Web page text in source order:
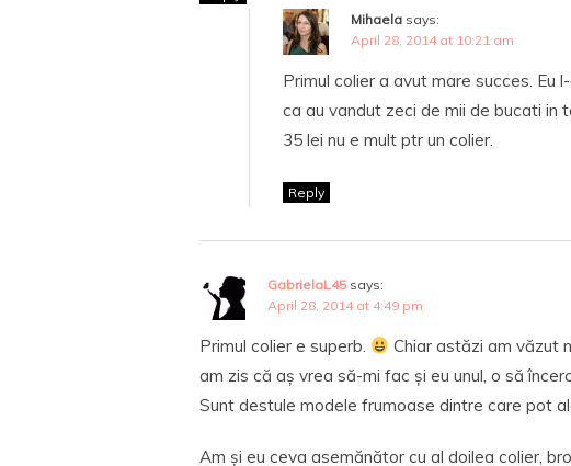
Mihaela says:
April 28, 2014 at 10:21 am
Primul colier a avut mare succes. Eu
ca au vandut zeci de mii de bucati in
35 lei nu e mult ptr un colier.
Reply
GabrielaL45 says:
April 28, 2014 at 4:49 pm
Primul colier e superb.
Chiar astăzi am văzut
am zis că aș vrea să-mi fac și eu unul, o să
Sunt destule modele frumoase dintre care pot
Am și eu ceva asemănător cu al doilea colier,